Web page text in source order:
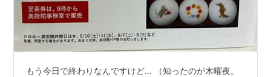
もう今日で終わりなんですけど… （知ったのが木曜夜。